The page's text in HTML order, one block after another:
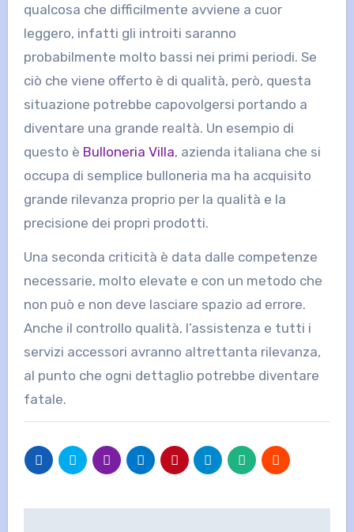
qualcosa che difficilmente avviene a cuor
leggero, infatti gli introiti saranno
probabilmente molto bassi nei primi periodi. Se
ciò che viene offerto è di qualità, però, questa
situazione potrebbe capovolgersi portando a
diventare una grande realtà. Un esempio di
questo è Bulloneria Villa, azienda italiana che si
occupa di semplice bulloneria ma ha acquisito
grande rilevanza proprio per la qualità e la
precisione dei propri prodotti.
Una seconda criticità è data dalle competenze
necessarie, molto elevate e con un metodo che
non può e non deve lasciare spazio ad errore.
Anche il controllo qualità, l’assistenza e tutti i
servizi accessori avranno altrettanta rilevanza,
al punto che ogni dettaglio potrebbe diventare
fatale.